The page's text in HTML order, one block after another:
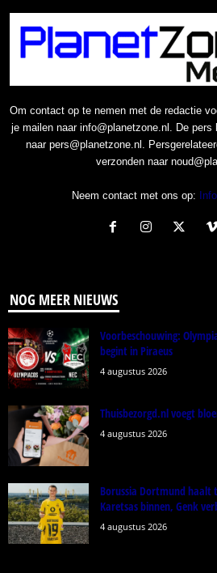
Om contact op te nemen met de redactie
je mailen naar info@planetzone.nl. De
naar pers@planetzone.nl.
verzonden naar
Neem contact met ons op:
NOG MEER NIEUWS
Voorbeschouwing:
begint in Piraeus
4 augustus 2026
Thuisbezorgd.nl voegt
4 augustus 2026
Borussia Dortmund
Karetsas binnen, Genk
4 augustus 2026